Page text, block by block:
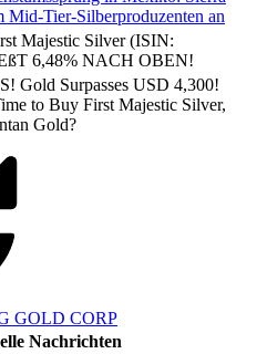
Mid-Tier-Silberproduzenten an
Majestic Silver (ISIN:
6,48% NACH OBEN!
Gold Surpasses USD 4,300!
to Buy First Majestic Silver,
Gold?
GOLD CORP
Nachrichten